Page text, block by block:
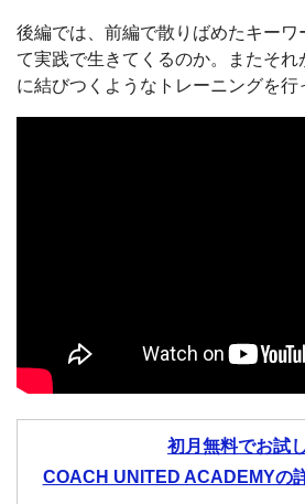
後編では、前編で散りばめたキーワ
て実践で生きてくるのか。またそれ
に結びつくようなトレーニングを行
初月無料でお試
COACH UNITED ACADEMYの